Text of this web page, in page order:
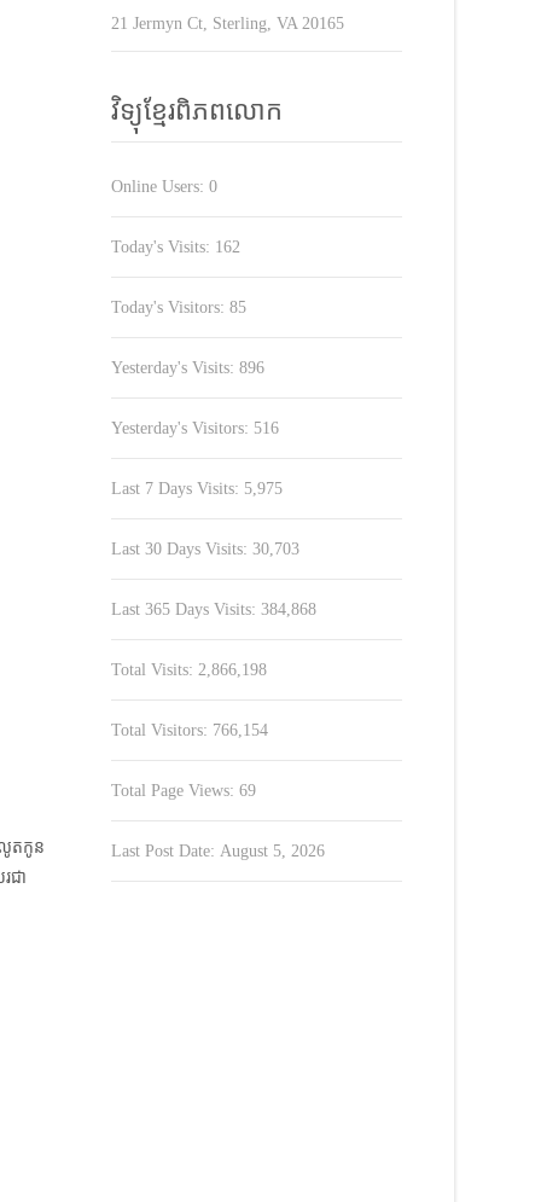
លូតកូន​
ជា
21 Jermyn Ct, Sterling, VA 20165
វិទ្យុខ្មែរពិភពលោក
Online Users: 0
Today's Visits: 162
Today's Visitors: 85
Yesterday's Visits: 896
Yesterday's Visitors: 516
Last 7 Days Visits: 5,975
Last 30 Days Visits: 30,703
Last 365 Days Visits: 384,868
Total Visits: 2,866,198
Total Visitors: 766,154
Total Page Views: 69
Last Post Date: August 5, 2026